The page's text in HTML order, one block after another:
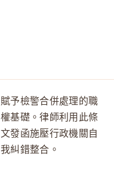
賦予檢警合併處理的職
權基礎。律師利用此條
文發函施壓行政機關自
我糾錯整合。